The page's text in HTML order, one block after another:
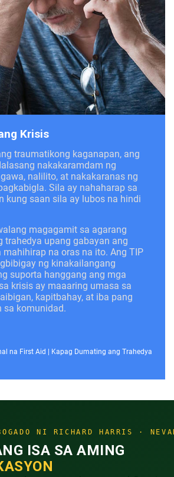
Krisis
traumatikong kaganapan, ang
nakakaramdam ng
nalilito, at nakakaranas ng
Sila ay nahaharap sa
kung saan sila ay lubos na hindi
magagamit sa agarang
trahedya upang gabayan ang
na oras na ito. Ang TIP
ng kinakailangang
suporta hanggang ang mga
krisis ay maaaring umasa sa
kapitbahay, at iba pang
sa komunidad.
na First Aid | Kapag Dumating ang Trahedya
NI RICHARD HARRIS ·
ISA SA AMING